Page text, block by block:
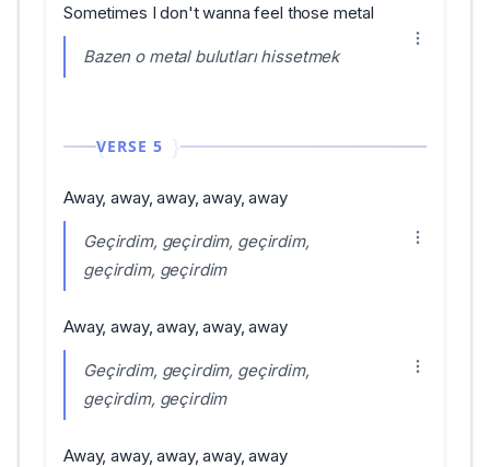
Sometimes I don't wanna feel those metal
Bazen o metal bulutları hissetmek
VERSE 5
Away, away, away, away, away
Geçirdim, geçirdim, geçirdim,
geçirdim, geçirdim
Away, away, away, away, away
Geçirdim, geçirdim, geçirdim,
geçirdim, geçirdim
Away, away, away, away, away